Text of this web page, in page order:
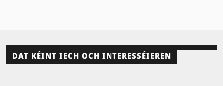
DAT KÉINT IECH OCH INTERESSÉIEREN